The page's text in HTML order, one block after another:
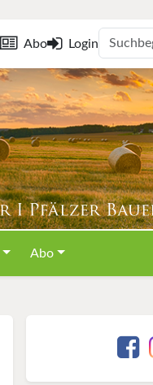
Abo Login
Abo